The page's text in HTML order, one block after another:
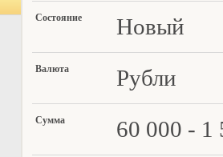
Состояние Новый
Валюта Рубли
Сумма 60 000 - 1